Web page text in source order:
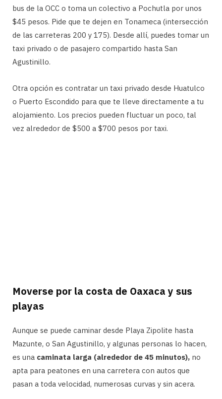
bus de la OCC o toma un colectivo a Pochutla por unos
$45 pesos. Pide que te dejen en Tonameca (intersección
de las carreteras 200 y 175). Desde allí, puedes tomar un
taxi privado o de pasajero compartido hasta San
Agustinillo.
Otra opción es contratar un taxi privado desde Huatulco
o Puerto Escondido para que te lleve directamente a tu
alojamiento. Los precios pueden fluctuar un poco, tal
vez alrededor de $500 a $700 pesos por taxi.
Moverse por la costa de Oaxaca y sus
playas
Aunque se puede caminar desde Playa Zipolite hasta
Mazunte, o San Agustinillo, y algunas personas lo hacen,
es una caminata larga (alrededor de 45 minutos), no
apta para peatones en una carretera con autos que
pasan a toda velocidad, numerosas curvas y sin acera.